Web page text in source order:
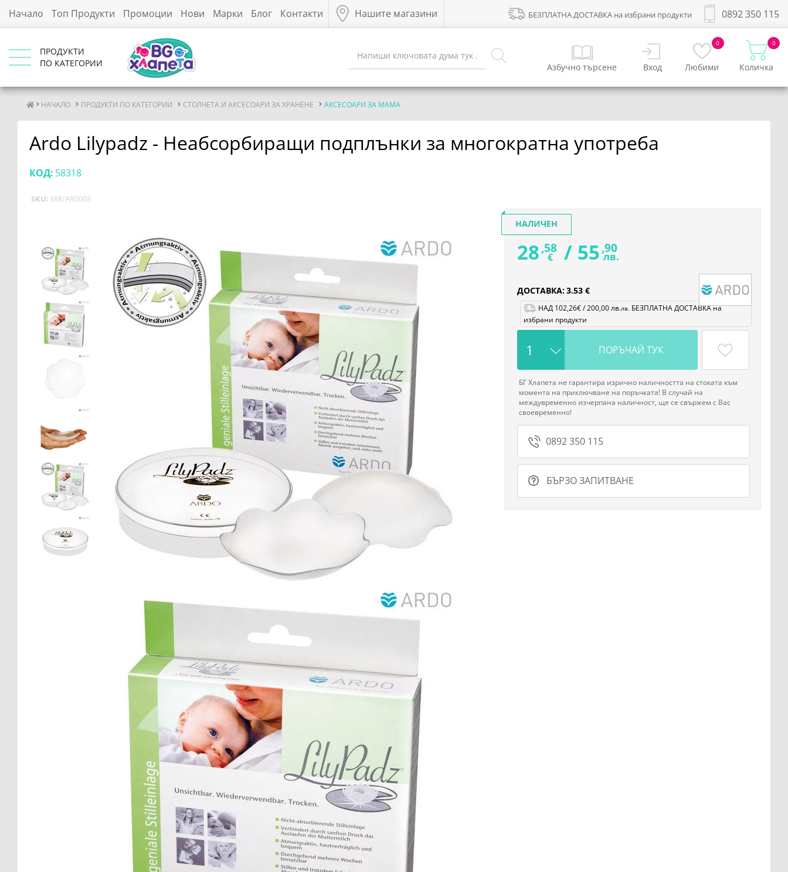
Начало Топ Продукти Промоции Нови Марки Блог Контакти Нашите магазини 0892 350 115
БЕЗПЛАТНА ДОСТАВКА на избрани продукти
ПРОДУКТИ
ПО КАТЕГОРИИ
Азбучно търсене Вход
0
Любими
0
Количка
НАЧАЛО ПРОДУКТИ ПО КАТЕГОРИИ СТОЛЧЕТА И АКСЕСОАРИ ЗА ХРАНЕНЕ АКСЕСОАРИ ЗА МАМА
Ardo Lilypadz - Неабсорбиращи подплънки за многократна употреба
КОД: 58318
SKU: MR/AR0003
НАЛИЧЕН
28,58
€ / 55,90
лв.
ДОСТАВКА:3.53 €
НАД 102,26€/200,00лв.лв. БЕЗПЛАТНА ДОСТАВКА на
избрани продукти
ПОРЪЧАЙ ТУК
БГ Хлапета не гарантира изрично наличността на стоката към
момента на приключване на поръчката! В случай на
междувременно изчерпана наличност, ще се свържем с Вас
своевременно!
0892 350 115
БЪРЗО ЗАПИТВАНЕ